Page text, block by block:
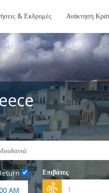
& Εκδρομές Ανάκτηση
Επιβάτες